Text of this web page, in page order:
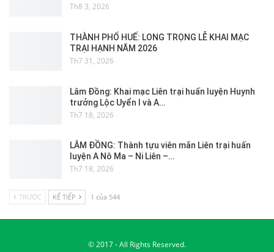
Th8 3, 2026
THÀNH PHỐ HUẾ: LONG TRỌNG LỄ KHAI MẠC
TRẠI HẠNH NĂM 2026
Th7 31, 2026
Lâm Đồng: Khai mạc Liên trại huấn luyện Huynh
trưởng Lộc Uyển I và A…
Th7 18, 2026
LÂM ĐỒNG: Thành tựu viên mãn Liên trại huấn
luyện A Nô Ma – Ni Liên –…
Th7 18, 2026
TRƯỚC KẾ TIẾP 1 của 544
© 2017 - All Rights Reserved.